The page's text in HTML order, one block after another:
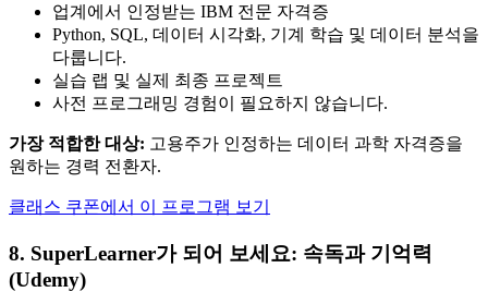
업계에서 인정받는 IBM 전문 자격증
Python, SQL, 데이터 시각화, 기계 학습 및 데이터 분석을
다룹니다.
실습 랩 및 실제 최종 프로젝트
사전 프로그래밍 경험이 필요하지 않습니다.
가장 적합한 대상: 고용주가 인정하는 데이터 과학 자격증을
원하는 경력 전환자.
클래스 쿠폰에서 이 프로그램 보기
8. SuperLearner가 되어 보세요: 속독과 기억력
(Udemy)